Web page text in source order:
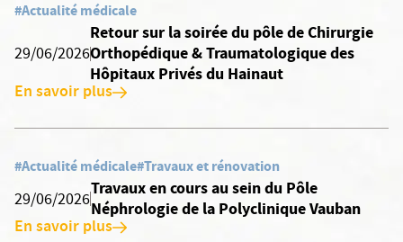
#Actualité médicale
29/06/2026
Retour sur la soirée du pôle de Chirurgie
Orthopédique & Traumatologique des
Hôpitaux Privés du Hainaut
En savoir plus
#Actualité médicale#Travaux et rénovation
29/06/2026
Travaux en cours au sein du Pôle
Néphrologie de la Polyclinique Vauban
En savoir plus